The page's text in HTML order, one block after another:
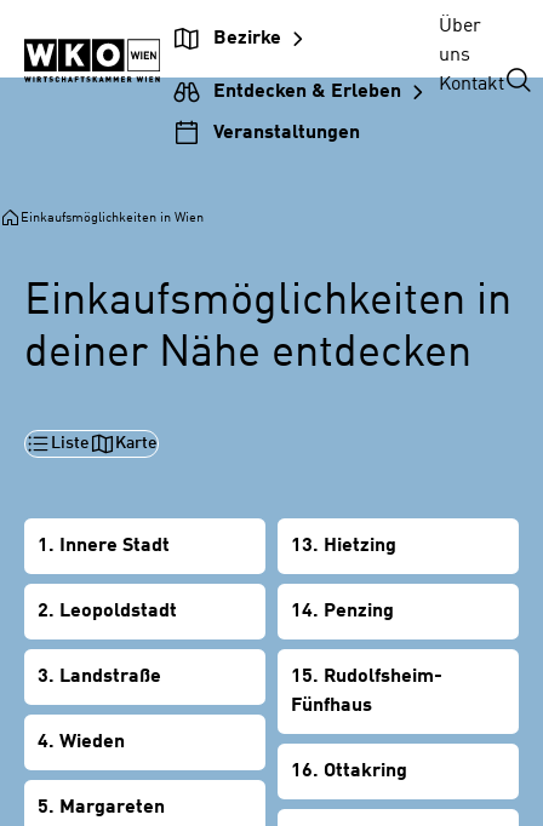
Unternehmensnavigation
springen
Inhalt
springen
Hauptnavigation
springen
Footer
springen
Bezirke
Entdecken & Erleben
Veranstaltungen
Über
uns
Kontakt
Einkaufsmöglichkeiten in Wien
Einkaufsmöglichkeiten in
deiner Nähe entdecken
Liste Karte
1. Innere Stadt
2. Leopoldstadt
3. Landstraße
4. Wieden
5. Margareten
13. Hietzing
14. Penzing
15. Rudolfsheim-
Fünfhaus
16. Ottakring